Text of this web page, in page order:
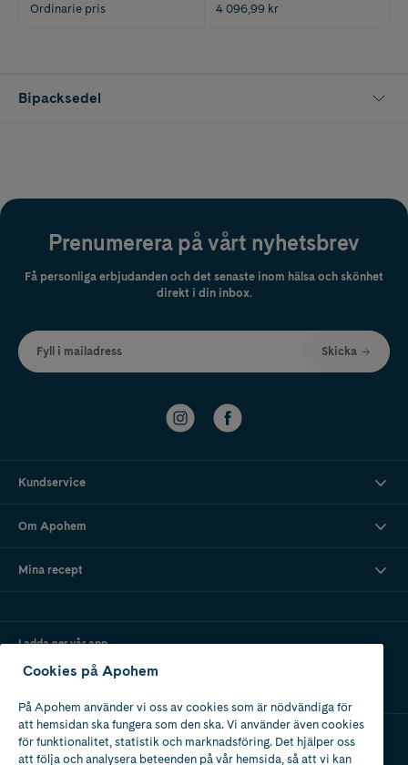
Ordinarie pris 4 096,99 kr
Bipacksedel
Prenumerera på vårt nyhetsbrev
Få personliga erbjudanden och det senaste inom hälsa och skönhet
direkt i din inbox.
Fyll i mailadress Skicka
Kundservice
Om Apohem
Mina recept
Ladda ner vår app
Apotek med tillstånd
Cookies på Apohem
På Apohem använder vi oss av cookies som är nödvändiga för
att hemsidan ska fungera som den ska. Vi använder även cookies
för funktionalitet, statistik och marknadsföring. Det hjälper oss
att följa och analysera beteenden på vår hemsida, så att vi kan